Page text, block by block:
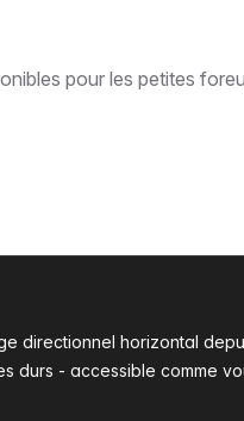
pour les petites
directionnel horizontal
durs - accessible comme